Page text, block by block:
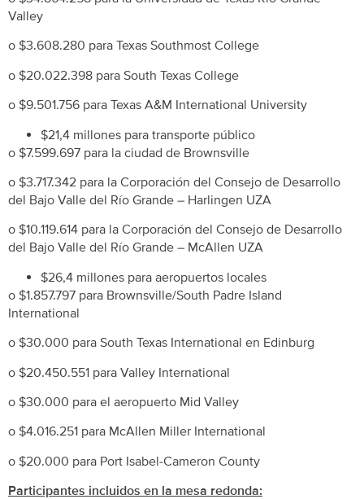
Valley
o $3.608.280 para Texas Southmost College
o $20.022.398 para South Texas College
o $9.501.756 para Texas A&M International University
$21,4 millones para transporte público
o $7.599.697 para la ciudad de Brownsville
o $3.717.342 para la Corporación del Consejo de Desarrollo
del Bajo Valle del Río Grande – Harlingen UZA
o $10.119.614 para la Corporación del Consejo de Desarrollo
del Bajo Valle del Río Grande – McAllen UZA
$26,4 millones para aeropuertos locales
o $1.857.797 para Brownsville/South Padre Island
International
o $30.000 para South Texas International en Edinburg
o $20.450.551 para Valley International
o $30.000 para el aeropuerto Mid Valley
o $4.016.251 para McAllen Miller International
o $20.000 para Port Isabel-Cameron County
Participantes incluidos en la mesa redonda: